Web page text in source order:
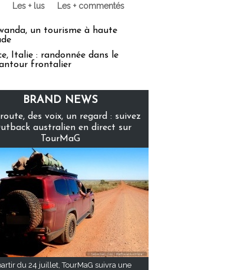
Les + lus Les + commentés
un tourisme à haute
Italie : randonnée dans le
frontalier
BRAND NEWS
des voix, un regard : suivez
australien en direct sur
TourMaG
du 24 juillet, TourMaG suivra une